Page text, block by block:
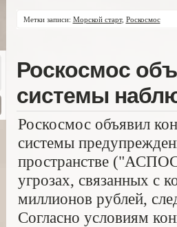
Метки записи: Морской старт, Роскосмос
Роскосмос
системы
Роскосмос объявил
системы
пространстве
угрозах, связанных с
миллионов рублей,
Согласно условиям